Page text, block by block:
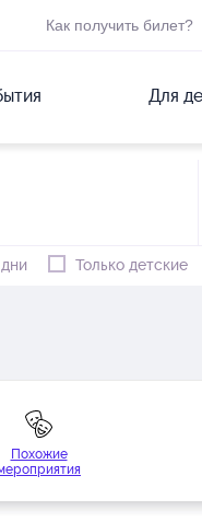
Как получить билет?
Для
Только детские
Похожие